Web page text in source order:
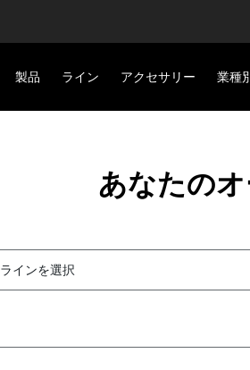
製品 ライン アクセサリー 業種
あなたの
ラインを選択